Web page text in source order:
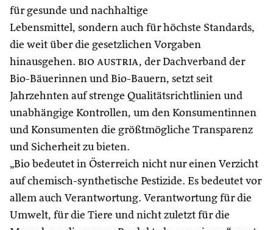
für gesunde und nachhaltige
Lebensmittel, sondern auch für höchste Standards,
die weit über die gesetzlichen Vorgaben
hinausgehen. bio austria, der Dachverband der
Bio-Bäuerinnen und Bio-Bauern, setzt seit
Jahrzehnten auf strenge Qualitätsrichtlinien und
unabhängige Kontrollen, um den Konsumentinnen
und Konsumenten die größtmögliche Transparenz
und Sicherheit zu bieten.
„Bio bedeutet in Österreich nicht nur einen Verzicht
auf chemisch-synthetische Pestizide. Es bedeutet vor
allem auch Verantwortung. Verantwortung für die
Umwelt, für die Tiere und nicht zuletzt für die